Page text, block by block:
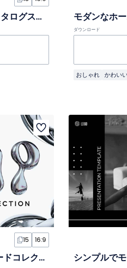
ポップなステッカー風スニーカーカタログスライド モダンなホ
ダウンロード
おしゃれ かわい
15 16:9
モダンK-POPグループのフォトカードコレクションスライド シンプルで